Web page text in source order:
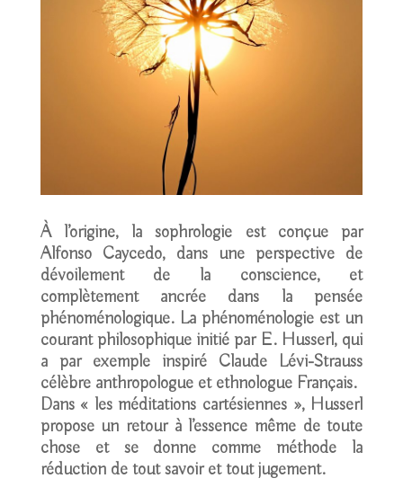
À l’origine, la sophrologie est conçue par
Alfonso Caycedo, dans une perspective de
dévoilement de la conscience, et
complètement ancrée dans la pensée
phénoménologique. La phénoménologie est un
courant philosophique initié par E. Husserl, qui
a par exemple inspiré Claude Lévi-Strauss
célèbre anthropologue et ethnologue Français.
Dans « les méditations cartésiennes », Husserl
propose un retour à l’essence même de toute
chose et se donne comme méthode la
réduction de tout savoir et tout jugement.